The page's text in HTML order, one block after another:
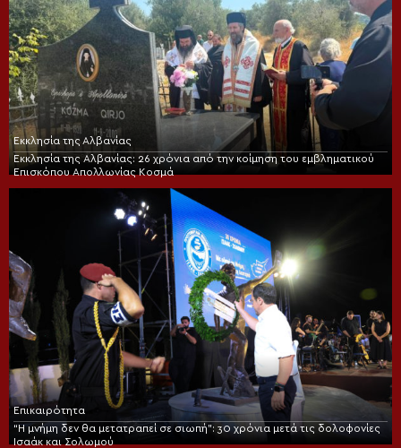
Εκκλησία της Αλβανίας
Εκκλησία της Αλβανίας: 26 χρόνια από την κοίμηση του εμβληματικού
Επισκόπου Απολλωνίας Κοσμά
Επικαιρότητα
“Η μνήμη δεν θα μετατραπεί σε σιωπή”: 30 χρόνια μετά τις δολοφονίες
Ισαάκ και Σολωμού